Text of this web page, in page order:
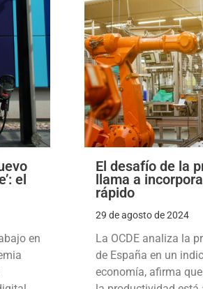
el
en
El desafío de la
llama a
rápido
29 de agosto de 2024
La OCDE analiza la
de España en un
economía, afirma